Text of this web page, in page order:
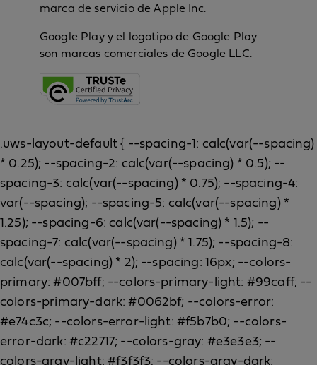
marca de servicio de Apple Inc.
Google Play y el logotipo de Google Play
son marcas comerciales de Google LLC.